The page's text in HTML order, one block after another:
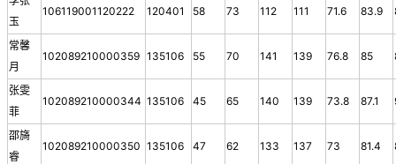
玉
106119001120222 120401 58 73 112 111 71.6 83.9
常馨
月
102089210000359 135106 55 70 141 139 76.8 85
张雯
菲
102089210000344 135106 45 65 140 139 73.8 87.1
邵旖
睿
102089210000350 135106 47 62 133 137 73 81.4